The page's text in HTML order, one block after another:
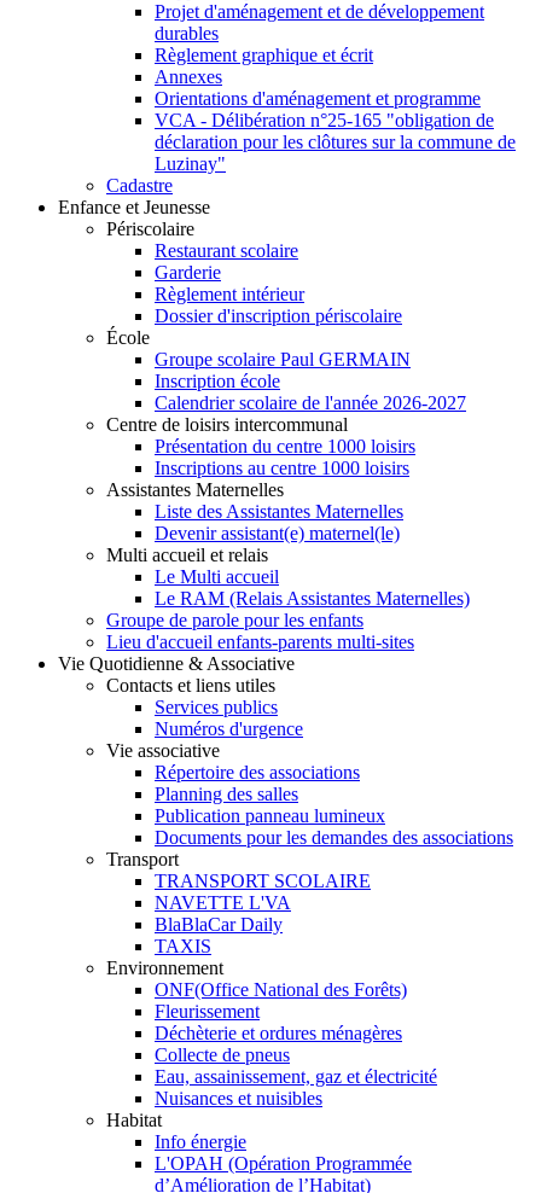
Projet d'aménagement et de développement
durables
Règlement graphique et écrit
Annexes
Orientations d'aménagement et programme
VCA - Délibération n°25-165 "obligation de
déclaration pour les clôtures sur la commune de
Luzinay"
Cadastre
Enfance et Jeunesse
Périscolaire
Restaurant scolaire
Garderie
Règlement intérieur
Dossier d'inscription périscolaire
École
Groupe scolaire Paul GERMAIN
Inscription école
Calendrier scolaire de l'année 2026-2027
Centre de loisirs intercommunal
Présentation du centre 1000 loisirs
Inscriptions au centre 1000 loisirs
Assistantes Maternelles
Liste des Assistantes Maternelles
Devenir assistant(e) maternel(le)
Multi accueil et relais
Le Multi accueil
Le RAM (Relais Assistantes Maternelles)
Groupe de parole pour les enfants
Lieu d'accueil enfants-parents multi-sites
Vie Quotidienne & Associative
Contacts et liens utiles
Services publics
Numéros d'urgence
Vie associative
Répertoire des associations
Planning des salles
Publication panneau lumineux
Documents pour les demandes des associations
Transport
TRANSPORT SCOLAIRE
NAVETTE L'VA
BlaBlaCar Daily
TAXIS
Environnement
ONF(Office National des Forêts)
Fleurissement
Déchèterie et ordures ménagères
Collecte de pneus
Eau, assainissement, gaz et électricité
Nuisances et nuisibles
Habitat
Info énergie
L'OPAH (Opération Programmée
d’Amélioration de l’Habitat)